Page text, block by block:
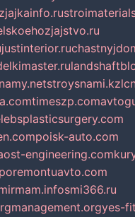
justinterior.ru
stroysnami.kz
timeszp.com
poisk-auto.com
ost-engineering.com
poremontuavto.com
smi366.ru
yes-